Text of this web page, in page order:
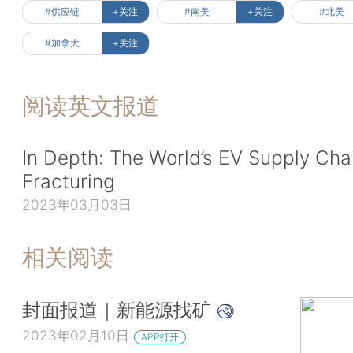
#供应链 +关注 #南美 +关注 #北美
#加拿大 +关注
阅读英文报道
In Depth: The World’s EV Supply
Fracturing
2023年03月03日
相关阅读
封面报道｜新能源找矿
2023年02月10日 APP打开